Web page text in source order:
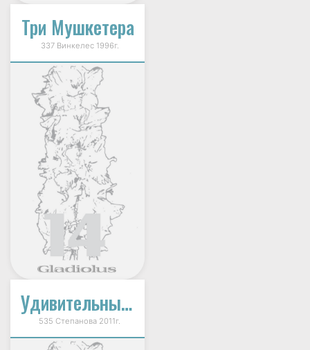
Три Мушкетера
337 Винкелес 1996г.
Удивительный Вальс
535 Степанова 2011г.